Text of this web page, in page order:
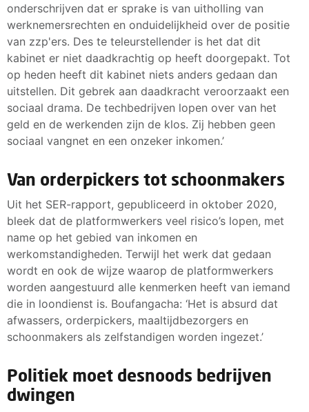
onderschrijven dat er sprake is van uitholling van
werknemersrechten en onduidelijkheid over de positie
van zzp'ers. Des te teleurstellender is het dat dit
kabinet er niet daadkrachtig op heeft doorgepakt. Tot
op heden heeft dit kabinet niets anders gedaan dan
uitstellen. Dit gebrek aan daadkracht veroorzaakt een
sociaal drama. De techbedrijven lopen over van het
geld en de werkenden zijn de klos. Zij hebben geen
sociaal vangnet en een onzeker inkomen.’
Van orderpickers tot schoonmakers
Uit het SER-rapport, gepubliceerd in oktober 2020,
bleek dat de platformwerkers veel risico’s lopen, met
name op het gebied van inkomen en
werkomstandigheden. Terwijl het werk dat gedaan
wordt en ook de wijze waarop de platformwerkers
worden aangestuurd alle kenmerken heeft van iemand
die in loondienst is. Boufangacha: ‘Het is absurd dat
afwassers, orderpickers, maaltijdbezorgers en
schoonmakers als zelfstandigen worden ingezet.’
Politiek moet desnoods bedrijven
dwingen